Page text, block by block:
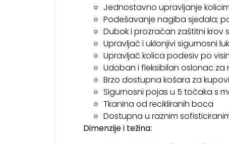
Jednostavno upravljanje
Podešavanje nagiba sjedala;
Dubok i prozračan zaštitni krov
Upravljač i uklonjivi sigurnosni
Upravljač kolica podesiv po
Udoban i fleksibilan oslonac za
Brzo dostupna košara za
Sigurnosni pojas u 5 točaka s
Tkanina od recikliranih boca
Dostupna u raznim
Dimenzije i težina: